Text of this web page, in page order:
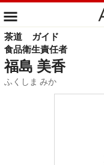
茶道
ガイド
食品衛生責任者
福島 美香
ふくしま みか